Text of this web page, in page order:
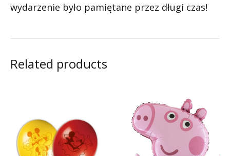
wydarzenie było pamiętane przez długi czas!
Related products